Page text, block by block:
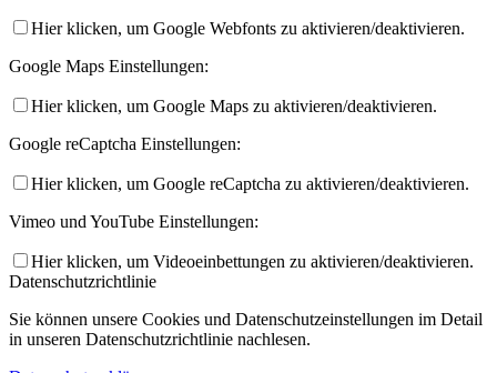
Hier klicken, um Google Webfonts zu aktivieren/deaktivieren.
Google Maps Einstellungen:
Hier klicken, um Google Maps zu aktivieren/deaktivieren.
Google reCaptcha Einstellungen:
Hier klicken, um Google reCaptcha zu aktivieren/deaktivieren.
Vimeo und YouTube Einstellungen:
Hier klicken, um Videoeinbettungen zu aktivieren/deaktivieren.
Datenschutzrichtlinie
Sie können unsere Cookies und Datenschutzeinstellungen im Detail
in unseren Datenschutzrichtlinie nachlesen.